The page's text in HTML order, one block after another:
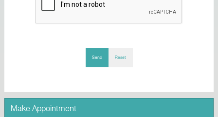
Send Reset
Make Appointment